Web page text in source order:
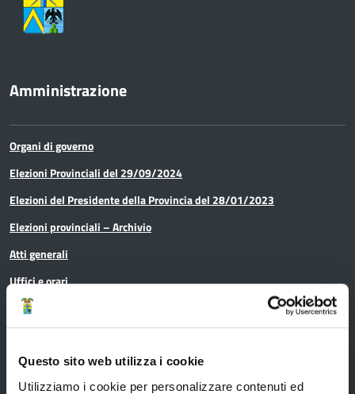
Questo sito web utilizza i cookie
Utilizziamo i cookie per personalizzare contenuti ed
Amministrazione
Organi di governo
Elezioni Provinciali del 29/09/2024
Elezioni del Presidente della Provincia del 28/01/2023
Elezioni provinciali – Archivio
Atti generali
Uffici e orari
Trasparenza – anticorruzione
Certificazione di qualità